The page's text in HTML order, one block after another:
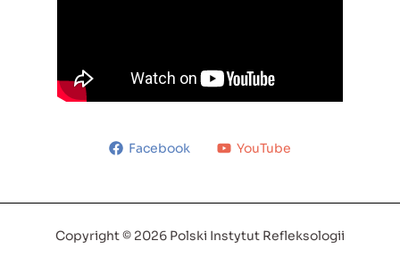
Facebook YouTube
Copyright © 2026 Polski Instytut Refleksologii